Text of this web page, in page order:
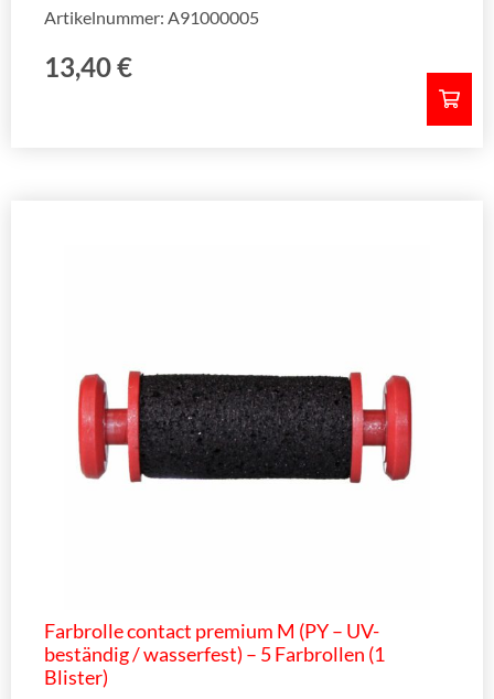
13,40€
Artikelnummer: A91000005
Farbrolle contact premium M (PY – UV-
beständig / wasserfest) – 5 Farbrollen (1
Blister)